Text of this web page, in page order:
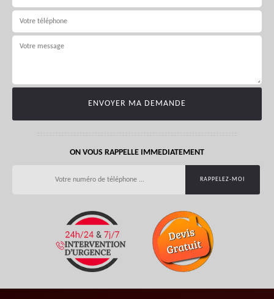
ON VOUS RAPPELLE IMMEDIATEMENT